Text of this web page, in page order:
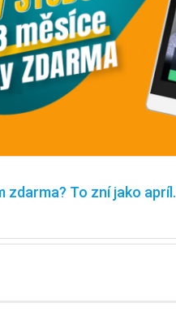
zdarma? To zní jako apríl.